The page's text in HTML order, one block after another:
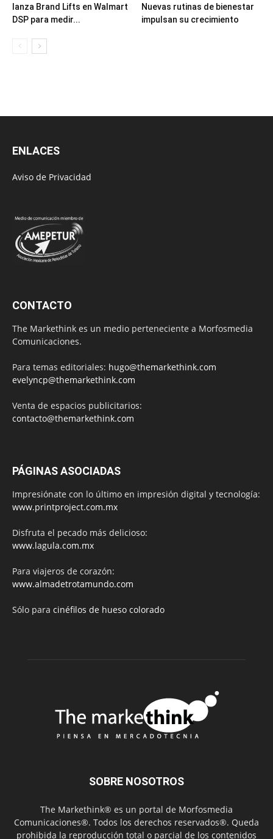
lanza Brand Lifts en Walmart
DSP para medir...
Nuevas rutinas de bienestar
impulsan su crecimiento
ENLACES
Aviso de Privacidad
CONTACTO
The Markethink es un medio perteneciente a Morfosmedia
Comunicaciones.
Para temas editoriales: hugo@themarkethink.com
evelyncp@themarkethink.com
Venta de espacios publicitarios:
contacto@themarkethink.com
PÁGINAS ASOCIADAS
Impresiónate con lo último en impresión digital y tecnología:
www.printproject.com.mx
Disfruta el pecado más delicioso:
www.lagula.com.mx
Para viajeros de corazón:
www.almadetrotamundo.com
Sólo para cinéfilos de hueso colorado
SOBRE NOSOTROS
The Markethink® es un portal de Morfosmedia
Comunicaciones®. Todos los derechos reservados®. Queda
prohibida la reproducción total o parcial de los contenidos